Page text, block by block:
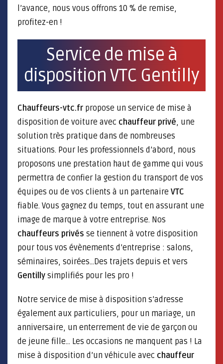
l’avance, nous vous offrons 10 % de remise,
profitez-en !
Service de mise à
disposition VTC Gentilly
Chauffeurs-vtc.fr propose un service de mise à
disposition de voiture avec chauffeur privé, une
solution très pratique dans de nombreuses
situations. Pour les professionnels d’abord, nous
proposons une prestation haut de gamme qui vous
permettra de confier la gestion du transport de vos
équipes ou de vos clients à un partenaire VTC
fiable. Vous gagnez du temps, tout en assurant une
image de marque à votre entreprise. Nos
chauffeurs privés se tiennent à votre disposition
pour tous vos évènements d’entreprise : salons,
séminaires, soirées…Des trajets depuis et vers
Gentilly simplifiés pour les pro !
Notre service de mise à disposition s’adresse
également aux particuliers, pour un mariage, un
anniversaire, un enterrement de vie de garçon ou
de jeune fille… Les occasions ne manquent pas ! La
mise à disposition d’un véhicule avec chauffeur